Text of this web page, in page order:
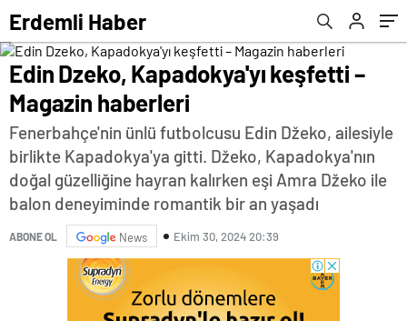
Erdemli Haber
Edin Dzeko, Kapadokya'yı keşfetti –
Magazin haberleri
Fenerbahçe'nin ünlü futbolcusu Edin Džeko, ailesiyle
birlikte Kapadokya'ya gitti. Džeko, Kapadokya'nın
doğal güzelliğine hayran kalırken eşi Amra Džeko ile
balon deneyiminde romantik bir an yaşadı
ABONE OL News Ekim 30, 2024 20:39